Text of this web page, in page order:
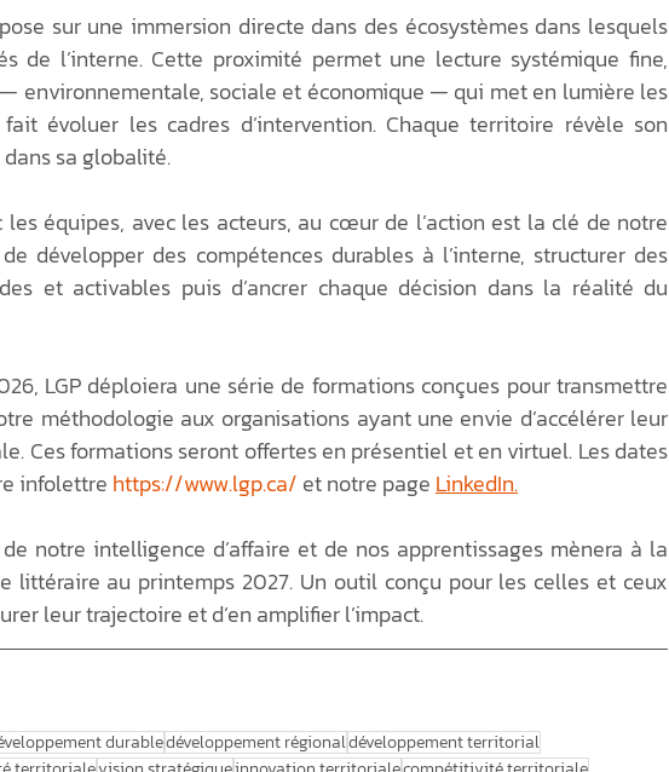
sur une immersion directe dans des écosystèmes dans lesquels
de l’interne. Cette proximité permet une lecture systémique fine,
environnementale, sociale et économique — qui met en lumière les
évoluer les cadres d’intervention. Chaque territoire révèle son
sa globalité.
équipes, avec les acteurs, au cœur de l’action est la clé de notre
développer des compétences durables à l’interne, structurer des
et activables puis d’ancrer chaque décision dans la réalité du
LGP déploiera une série de formations conçues pour transmettre
méthodologie aux organisations ayant une envie d’accélérer leur
Ces formations seront offertes en présentiel et en virtuel. Les dates
infolettre https://www.lgp.ca/ et notre page LinkedIn.
notre intelligence d’affaire et de nos apprentissages mènera à la
littéraire au printemps 2027. Un outil conçu pour les celles et ceux
leur trajectoire et d’en amplifier l’impact.
durabledéveloppement régionaldéveloppement territorial